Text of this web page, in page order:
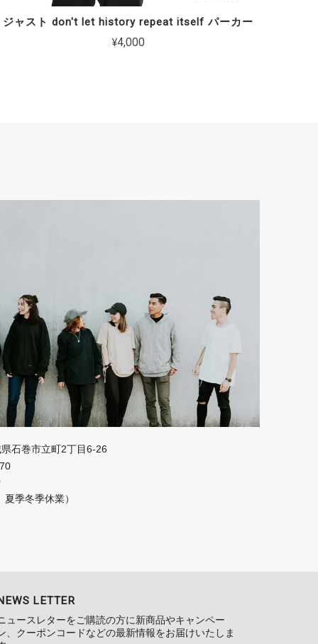
ジャスト don't let history repeat itself パーカー
¥4,000
石巻市立町2丁目6-26
季冬季休業）
LETTER
ュースレターをご購読の方に新商品やキャンペー
、クーポンコードなどの最新情報をお届けいたしま